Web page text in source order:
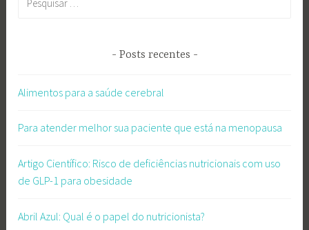
Posts recentes
Alimentos para a saúde cerebral
Para atender melhor sua paciente que está na menopausa
Artigo Científico: Risco de deficiências nutricionais com uso
de GLP-1 para obesidade
Abril Azul: Qual é o papel do nutricionista?